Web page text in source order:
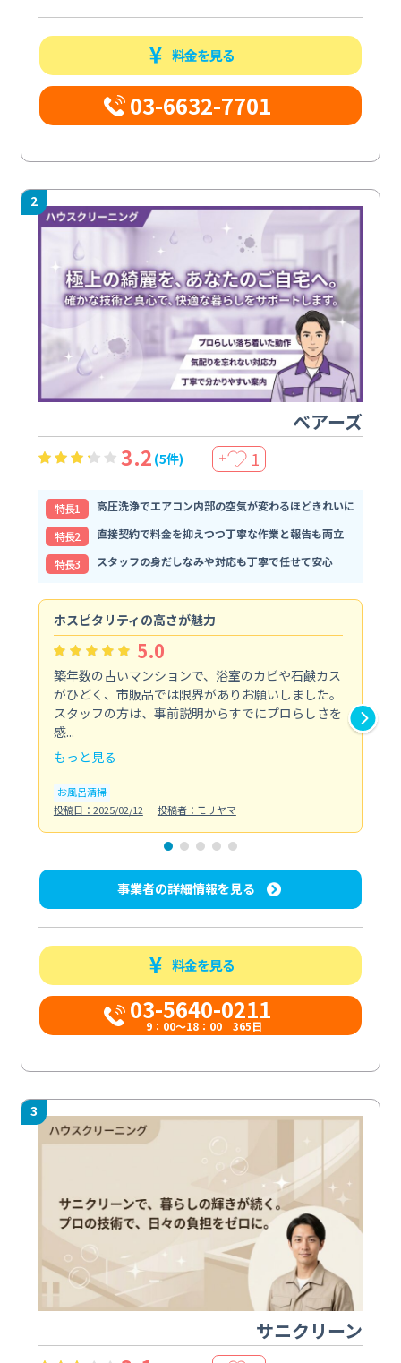
料金を見る
03-6632-7701
2
ベアーズ
3.2 (5件) ＋ 1
特⻑1
高圧洗浄でエアコン内部の空気が変わるほどきれいに
特⻑2
直接契約で料金を抑えつつ丁寧な作業と報告も両立
特⻑3
スタッフの身だしなみや対応も丁寧で任せて安心
ホスピタリティの高さが魅力
5.0
築年数の古いマンションで、浴室のカビや石鹸カス
がひどく、市販品では限界がありお願いしました。
スタッフの方は、事前説明からすでにプロらしさを
感...
もっと見る
お風呂清掃
投稿日：2025/02/12
投稿者：モリヤマ
事業者の詳細情報を見る
料金を見る
03-5640-0211
9：00～18：00 365日
3
サニクリーン